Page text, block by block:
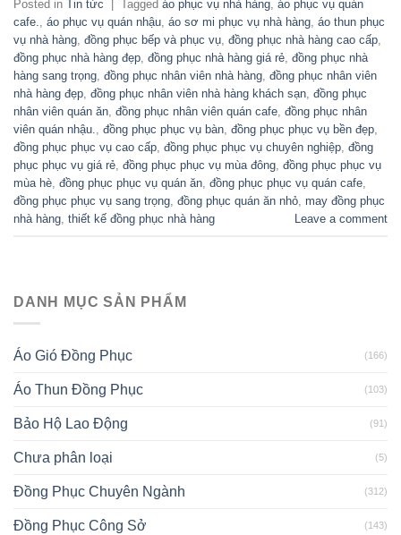
Posted in Tin tức Tagged áo phục vụ nhà hàng áo phục vụ quán
cafe.
áo phục vụ quán nhậu áo sơ mi phục vụ nhà hàng áo thun phục
vụ nhà hàng đồng phục bếp và phục vụ đồng phục nhà hàng cao cấp
đồng phục nhà hàng đẹp đồng phục nhà hàng giá rẻ đồng phục nhà
hàng sang trọng đồng phục nhân viên nhà hàng đồng phục nhân viên
nhà hàng đẹp đồng phục nhân viên nhà hàng khách sạn đồng phục
nhân viên quán ăn đồng phục nhân viên quán cafe đồng phục nhân
viên quán nhậu.
đồng phục phục vụ bàn đồng phục phục vụ bền đẹp
đồng phục phục vụ cao cấp đồng phục phục vụ chuyên nghiệp đồng
phục phục vụ giá rẻ đồng phục phục vụ mùa đông đồng phục phục vụ
mùa hè đồng phục phục vụ quán ăn đồng phục phục vụ quán cafe
đồng phục phục vụ sang trọng đồng phục quán ăn nhỏ may đồng phục
nhà hàng thiết kế đồng phục nhà hàng Leave a comment
DANH MỤC SẢN PHẨM
Áo Gió Đồng Phục (166)
Áo Thun Đồng Phục (103)
Bảo Hộ Lao Động (91)
Chưa phân loại (5)
Đồng Phục Chuyên Ngành (312)
Đồng Phục Công Sở (143)